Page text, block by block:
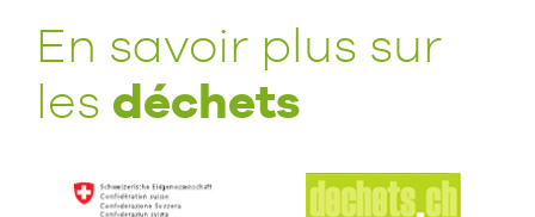
En savoir plus sur
les déchets